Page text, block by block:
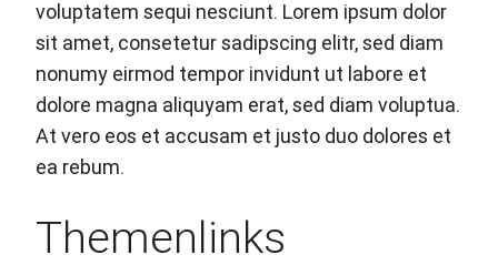
voluptatem sequi nesciunt. Lorem ipsum dolor
sit amet, consetetur sadipscing elitr, sed diam
nonumy eirmod tempor invidunt ut labore et
dolore magna aliquyam erat, sed diam voluptua.
At vero eos et accusam et justo duo dolores et
ea rebum.
Themenlinks